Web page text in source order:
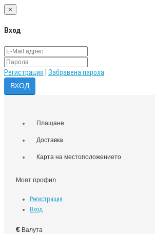
×
Вход
Регистрация Забравена парола
Плащане
Доставка
Карта на местоположението
Моят профил
Регистрация
Вход
€ Валута